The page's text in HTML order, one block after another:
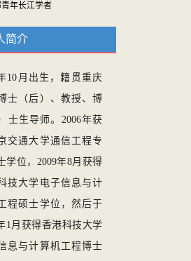
年长江学者
简介
10月 出生，籍贯重庆
士（后）、 教授、博
士生导师。 2006年获
交通大学通信工程专
学位，2009年8月获得
技大学电子信息与计
程硕士学位，然后于
1月获得香港科技大学
息与计算机工程博士